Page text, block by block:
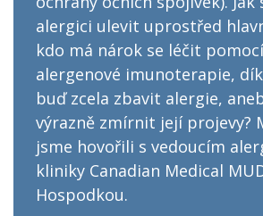
alergici ulevit uprostřed
kdo má nárok se léčit
alergenové imunoterapie,
buď zcela zbavit alergie,
výrazně zmírnit její projevy?
jsme hovořili s vedoucím
kliniky Canadian Medical
Hospodkou.